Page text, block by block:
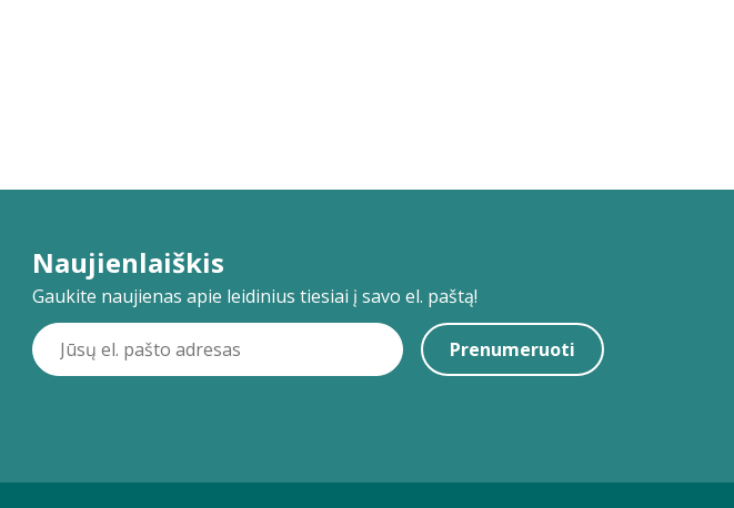
Naujienlaiškis
Gaukite naujienas apie leidinius tiesiai į savo el. paštą!
Prenumeruoti